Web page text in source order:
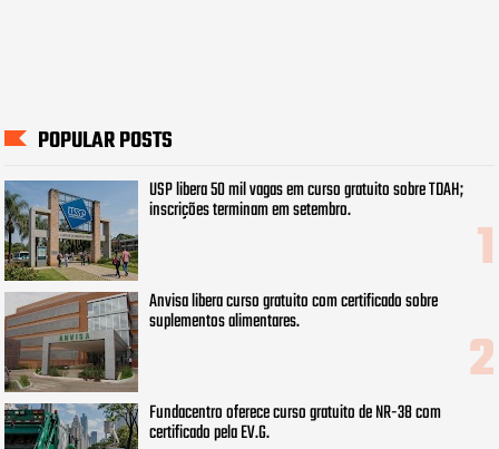
POPULAR POSTS
USP libera 50 mil vagas em curso gratuito sobre TDAH;
inscrições terminam em setembro.
Anvisa libera curso gratuito com certificado sobre
suplementos alimentares.
Fundacentro oferece curso gratuito de NR-38 com
certificado pela EV.G.